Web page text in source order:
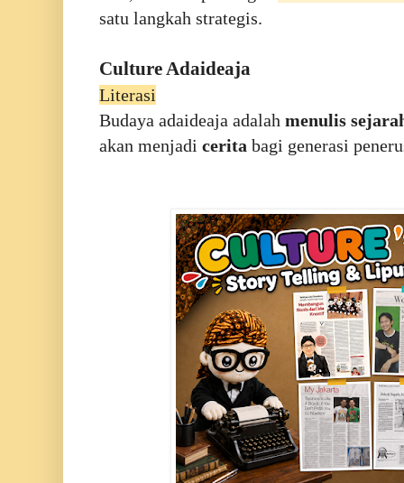
satu langkah strategis.
Culture Adaideaja
Literasi
Budaya adaideaja adalah menulis
akan menjadi cerita bagi generasi